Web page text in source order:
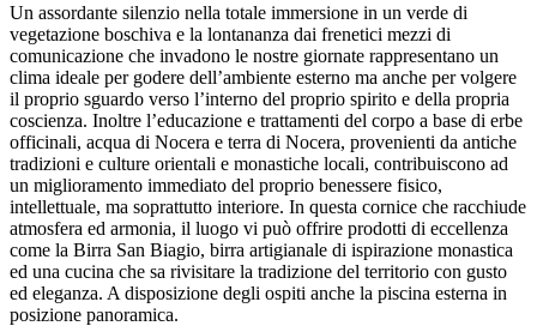
Un assordante silenzio nella totale immersione in un verde di
vegetazione boschiva e la lontananza dai frenetici mezzi di
comunicazione che invadono le nostre giornate rappresentano un
clima ideale per godere dell’ambiente esterno ma anche per volgere
il proprio sguardo verso l’interno del proprio spirito e della propria
coscienza. Inoltre l’educazione e trattamenti del corpo a base di erbe
officinali, acqua di Nocera e terra di Nocera, provenienti da antiche
tradizioni e culture orientali e monastiche locali, contribuiscono ad
un miglioramento immediato del proprio benessere fisico,
intellettuale, ma soprattutto interiore. In questa cornice che racchiude
atmosfera ed armonia, il luogo vi può offrire prodotti di eccellenza
come la Birra San Biagio, birra artigianale di ispirazione monastica
ed una cucina che sa rivisitare la tradizione del territorio con gusto
ed eleganza. A disposizione degli ospiti anche la piscina esterna in
posizione panoramica.